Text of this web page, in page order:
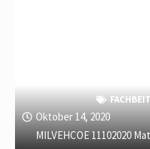
Oktober 14, 2020
MILVEHCOE 11102020